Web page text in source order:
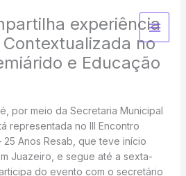
experiência
no
e Educação
por meio da Secretaria Municipal
representada no III Encontro
25 Anos Resab, que teve início
Juazeiro, e segue até a sexta-
do evento com o secretário